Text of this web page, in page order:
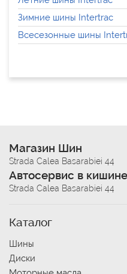
Зимние шины Intertrac
Всесезонные шины
Магазин Шин
Strada Calea Basarabiei 44
Автосервис в
Strada Calea Basarabiei 44
Каталог
Шины
Диски